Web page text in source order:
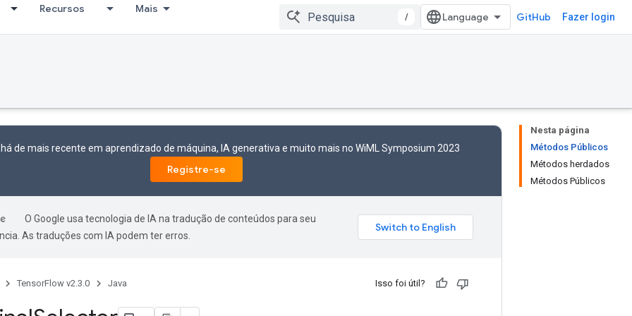
Recursos Mais
/ GitHub Fazer login
Nesta página
Métodos Públicos
Métodos herdados
Métodos Públicos
de mais recente em aprendizado de máquina, IA generativa e muito mais no WiML Symposium 2023
Registre-se
O Google usa tecnologia de IA na tradução de conteúdos para seu
As traduções com IA podem ter erros.
TensorFlow v2.3.0 Java Isso foi útil?